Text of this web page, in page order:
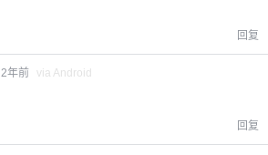
回复
2年前 via Android
回复